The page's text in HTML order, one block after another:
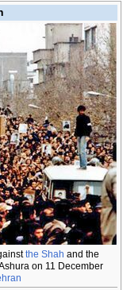
the Shah and the
on 11 December